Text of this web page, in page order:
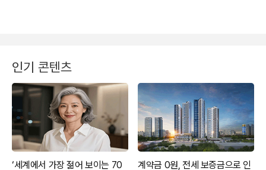
인기 콘텐츠